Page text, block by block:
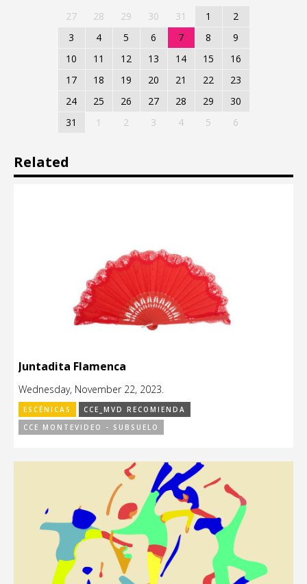
27 28 29 30 31 1
2
3
4 5 6 7 8
9
10
11 12 13 14 15
16
17
18 19 20 21 22
23
24
25 26 27 28 29
30
31
1 2 3 4 5 6
Related
Juntadita Flamenca
Wednesday, November 22, 2023.
ESCÉNICAS
CCE_MVD RECOMIENDA
CCE MONTEVIDEO - SUBSUELO